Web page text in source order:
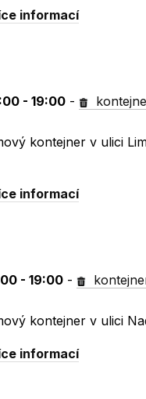
informací
- 19:00 -
kontejner v ulici
informací
- 19:00 -
kontejner v ulici
informací